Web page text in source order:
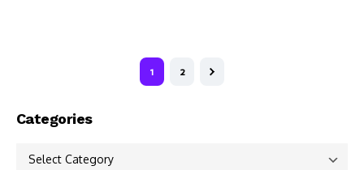
1 2
Categories
Categories